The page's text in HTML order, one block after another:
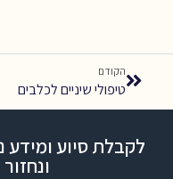
הקודם
טיפולי שיניים לכלבים
לקבלת סיוע ומידע